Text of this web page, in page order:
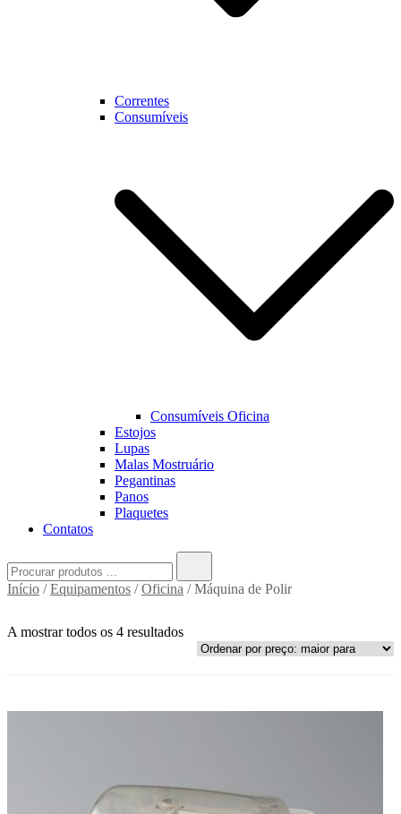
Correntes
Consumíveis
Consumíveis Oficina
Estojos
Lupas
Malas Mostruário
Pegantinas
Panos
Plaquetes
Contatos
for:
Início /Equipamentos /Oficina / Máquina de Polir
A mostrar todos os 4 resultados